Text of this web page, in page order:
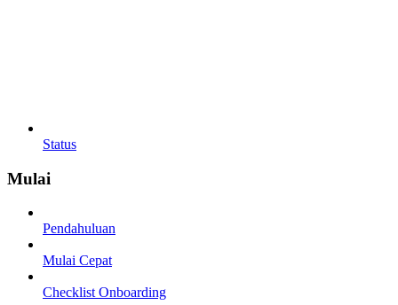
Status
Mulai
Pendahuluan
Mulai Cepat
Checklist Onboarding